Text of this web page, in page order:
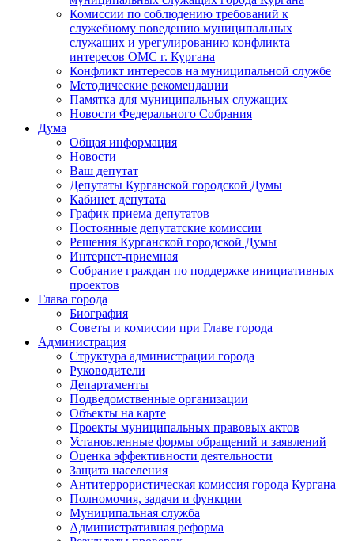
Комиссии по соблюдению требований к
служебному поведению муниципальных
служащих и урегулированию конфликта
интересов ОМС г. Кургана
Конфликт интересов на муниципальной службе
Методические рекомендации
Памятка для муниципальных служащих
Новости Федерального Cобрания
Дума
Общая информация
Новости
Ваш депутат
Депутаты Курганской городской Думы
Кабинет депутата
График приема депутатов
Постоянные депутатские комиссии
Решения Курганской городской Думы
Интернет-приемная
Собрание граждан по поддержке инициативных
проектов
Глава города
Биография
Советы и комиссии при Главе города
Администрация
Структура администрации города
Руководители
Департаменты
Подведомственные организации
Объекты на карте
Проекты муниципальных правовых актов
Установленные формы обращений и заявлений
Оценка эффективности деятельности
Защита населения
Антитеррористическая комиссия города Кургана
Полномочия, задачи и функции
Муниципальная служба
Административная реформа